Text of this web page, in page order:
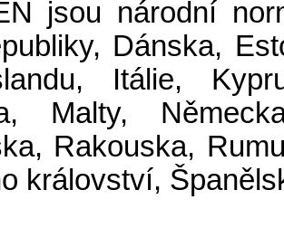
jsou národní
Dánska,
Itálie,
Malty,
Rakouska,
království,